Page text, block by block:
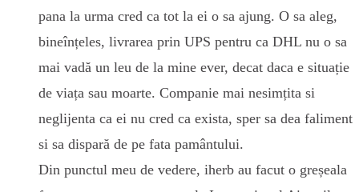
pana la urma cred ca tot la ei o sa ajung. O sa aleg,
bineînțeles, livrarea prin UPS pentru ca DHL nu o sa
mai vadă un leu de la mine ever, decat daca e situație
de viața sau moarte. Companie mai nesimțita si
neglijenta ca ei nu cred ca exista, sper sa dea faliment
si sa dispară de pe fata pamântului.
Din punctul meu de vedere, iherb au facut o greșeala